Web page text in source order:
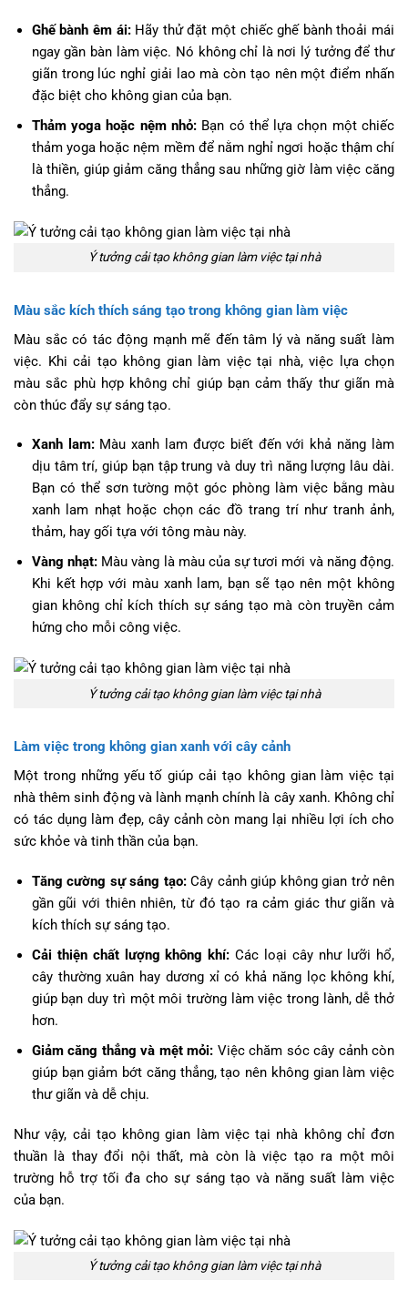
Ghế bành êm ái:Hãy thử đặt một chiếc ghế bành thoải mái
ngay gần bàn làm việc. Nó không chỉ là nơi lý tưởng để thư
giãn trong lúc nghỉ giải lao mà còn tạo nên một điểm nhấn
đặc biệt cho không gian của bạn.
Thảm yoga hoặc nệm nhỏ:Bạn có thể lựa chọn một chiếc
thảm yoga hoặc nệm mềm để nằm nghỉ ngơi hoặc thậm chí
là thiền, giúp giảm căng thẳng sau những giờ làm việc căng
thẳng.
Ý tưởng cải tạo không gian làm việc tại nhà
Màu sắc kích thích sáng tạo trong không gian làm việc
Màu sắc có tác động mạnh mẽ đến tâm lý và năng suất làm
việc. Khi cải tạo không gian làm việc tại nhà, việc lựa chọn
màu sắc phù hợp không chỉ giúp bạn cảm thấy thư giãn mà
còn thúc đẩy sự sáng tạo.
Xanh lam:Màu xanh lam được biết đến với khả năng làm
dịu tâm trí, giúp bạn tập trung và duy trì năng lượng lâu dài.
Bạn có thể sơn tường một góc phòng làm việc bằng màu
xanh lam nhạt hoặc chọn các đồ trang trí như tranh ảnh,
thảm, hay gối tựa với tông màu này.
Vàng nhạt:Màu vàng là màu của sự tươi mới và năng động.
Khi kết hợp với màu xanh lam, bạn sẽ tạo nên một không
gian không chỉ kích thích sự sáng tạo mà còn truyền cảm
hứng cho mỗi công việc.
Ý tưởng cải tạo không gian làm việc tại nhà
Làm việc trong không gian xanh với cây cảnh
Một trong những yếu tố giúp cải tạo không gian làm việc tại
nhà thêm sinh động và lành mạnh chính là cây xanh. Không chỉ
có tác dụng làm đẹp, cây cảnh còn mang lại nhiều lợi ích cho
sức khỏe và tinh thần của bạn.
Tăng cường sự sáng tạo:Cây cảnh giúp không gian trở nên
gần gũi với thiên nhiên, từ đó tạo ra cảm giác thư giãn và
kích thích sự sáng tạo.
Cải thiện chất lượng không khí: Các loại cây như lưỡi hổ,
cây thường xuân hay dương xỉ có khả năng lọc không khí,
giúp bạn duy trì một môi trường làm việc trong lành, dễ thở
hơn.
Giảm căng thẳng và mệt mỏi: Việc chăm sóc cây cảnh còn
giúp bạn giảm bớt căng thẳng, tạo nên không gian làm việc
thư giãn và dễ chịu.
Như vậy, cải tạo không gian làm việc tại nhà không chỉ đơn
thuần là thay đổi nội thất, mà còn là việc tạo ra một môi
trường hỗ trợ tối đa cho sự sáng tạo và năng suất làm việc
của bạn.
Ý tưởng cải tạo không gian làm việc tại nhà